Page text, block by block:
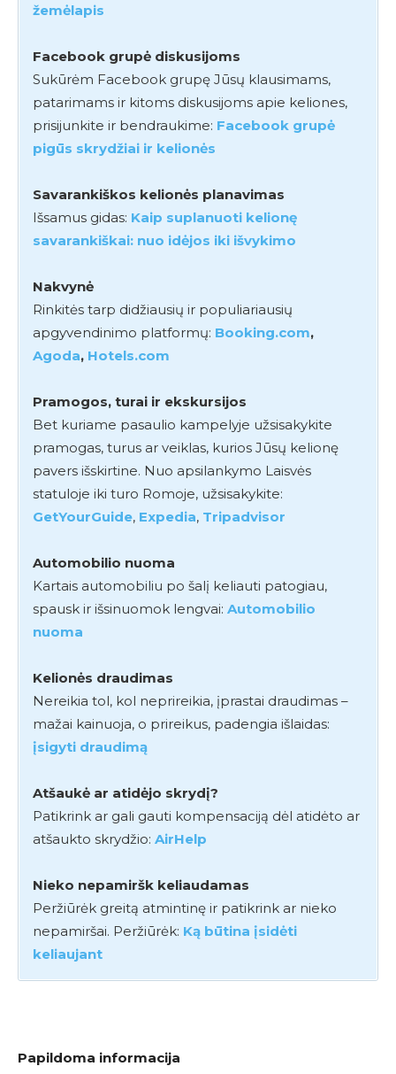
žemėlapis
Facebook grupė diskusijoms
Sukūrėm Facebook grupę Jūsų klausimams,
patarimams ir kitoms diskusijoms apie keliones,
prisijunkite ir bendraukime: Facebook grupė
pigūs skrydžiai ir kelionės
Savarankiškos kelionės planavimas
Išsamus gidas: Kaip suplanuoti kelionę
savarankiškai: nuo idėjos iki išvykimo
Nakvynė
Rinkitės tarp didžiausių ir populiariausių
apgyvendinimo platformų: Booking.com,
Agoda, Hotels.com
Pramogos, turai ir ekskursijos
Bet kuriame pasaulio kampelyje užsisakykite
pramogas, turus ar veiklas, kurios Jūsų kelionę
pavers išskirtine. Nuo apsilankymo Laisvės
statuloje iki turo Romoje, užsisakykite:
GetYourGuide, Expedia, Tripadvisor
Automobilio nuoma
Kartais automobiliu po šalį keliauti patogiau,
spausk ir išsinuomok lengvai: Automobilio
nuoma
Kelionės draudimas
Nereikia tol, kol neprireikia, įprastai draudimas –
mažai kainuoja, o prireikus, padengia išlaidas:
įsigyti draudimą
Atšaukė ar atidėjo skrydį?
Patikrink ar gali gauti kompensaciją dėl atidėto ar
atšaukto skrydžio: AirHelp
Nieko nepamiršk keliaudamas
Peržiūrėk greitą atmintinę ir patikrink ar nieko
nepamiršai. Peržiūrėk: Ką būtina įsidėti
keliaujant
Papildoma informacija